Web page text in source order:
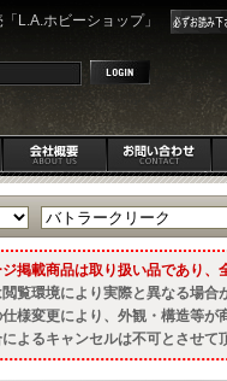
L.A.ホビーショップ」
掲載商品は取り扱い品であり、
覧環境により実際と異なる場合
様変更により、外観・構造等が
よるキャンセルは不可とさせて